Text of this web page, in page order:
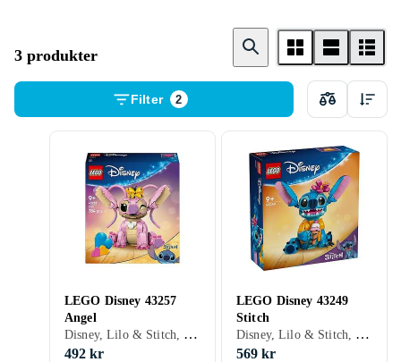
3 produkter
Filter 2
LEGO Disney 43257
Angel
Disney, Lilo & Stitch, 9 - 99 år, Seriefigurer, 784 st
492 kr
LEGO Disney 43249
Stitch
Disney, Lilo & Stitch, 9 - 99 år, Seriefigurer, 730 st
569 kr